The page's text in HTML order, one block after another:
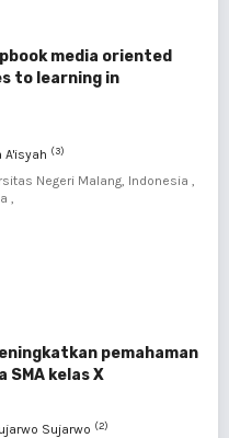
media oriented
to learning in
A'isyah (3)
Negeri Malang, Indonesia ,
,
pemahaman
SMA kelas X
Sujarwo (2)